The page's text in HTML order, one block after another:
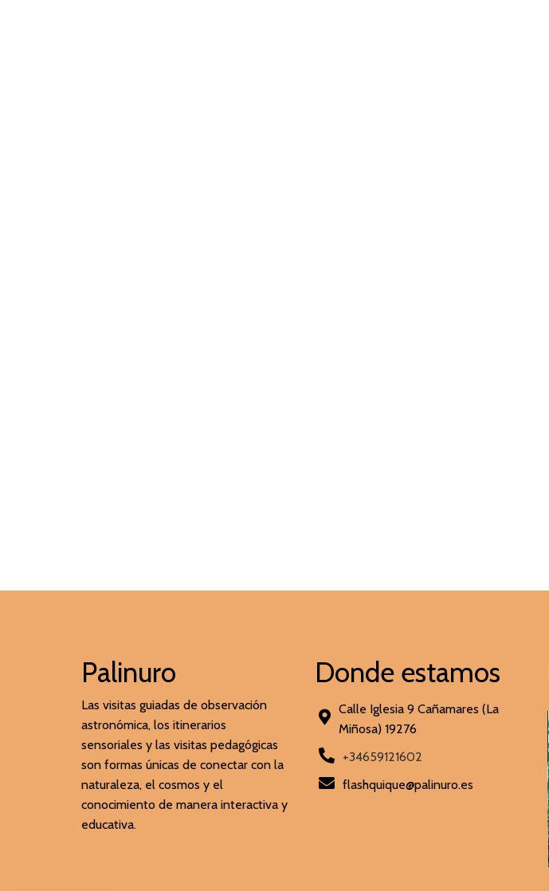
Palinuro
Las visitas guiadas de observación
astronómica, los itinerarios
sensoriales y las visitas pedagógicas
son formas únicas de conectar con la
naturaleza, el cosmos y el
conocimiento de manera interactiva y
educativa.
Donde estamos
Calle Iglesia 9 Cañamares (La
Miñosa) 19276
+34659121602
flashquique@palinuro.es